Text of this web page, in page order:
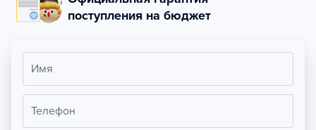
поступления на бюджет
Имя
Телефон